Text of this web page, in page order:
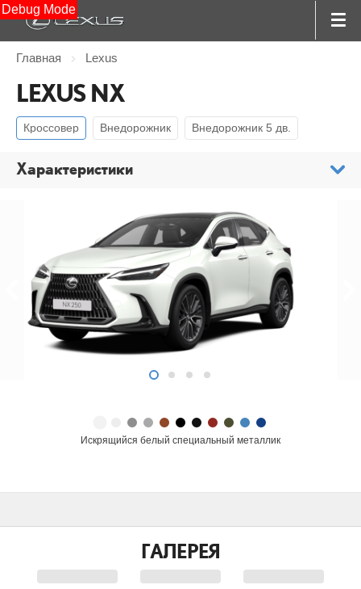
Debug Mode
Главная Lexus
LEXUS NX
Кроссовер Внедорожник Внедорожник 5 дв.
Характеристики
Искрящийся белый специальный металлик
ГАЛЕРЕЯ